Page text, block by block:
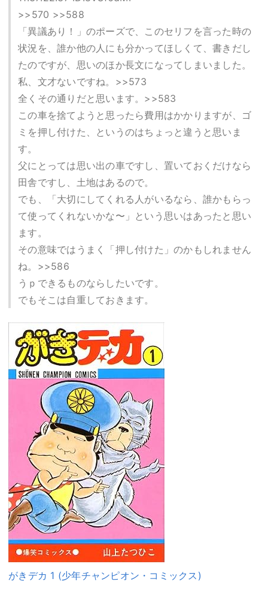
>>570 >>588
「異議あり！」のポーズで、このセリフを言った時の
状況を、誰か他の人にも分かってほしくて、書きだし
たのですが、思いのほか長文になってしまいました。
私、文才ないですね。>>573
全くその通りだと思います。>>583
この車を捨てようと思ったら費用はかかりますが、ゴ
ミを押し付けた、というのはちょっと違うと思いま
す。
父にとっては思い出の車ですし、置いておくだけなら
田舎ですし、土地はあるので。
でも、「大切にしてくれる人がいるなら、誰かもらっ
て使ってくれないかな〜」という思いはあったと思い
ます。
その意味ではうまく「押し付けた」のかもしれません
ね。>>586
うｐできるものならしたいです。
でもそこは自重しておきます。
がきデカ 1 (少年チャンピオン・コミックス)